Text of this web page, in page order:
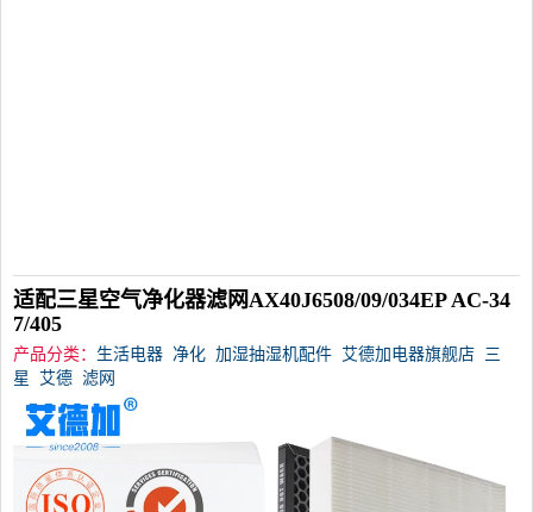
适配三星空气净化器滤网AX40J6508/09/034EP AC-34
7/405
产品分类： 生活电器 净化 加湿抽湿机配件 艾德加电器旗舰店 三
星 艾德 滤网